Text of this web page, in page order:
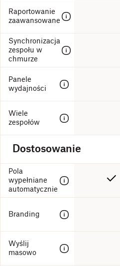
Raportowanie
zaawansowane
Synchronizacja
zespołu w
chmurze
Panele
wydajności
Wiele
zespołów
Dostosowanie
Pola
wypełniane
automatycznie
Branding
Wyślij
masowo